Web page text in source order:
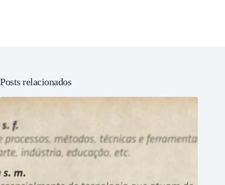
Posts relacionados